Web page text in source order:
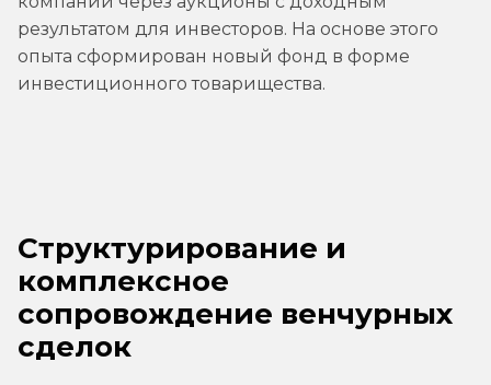
результатом для инвесторов. На основе этого
опыта сформирован новый фонд в форме
инвестиционного товарищества.
Структурирование и
комплексное
сопровождение венчурных
сделок